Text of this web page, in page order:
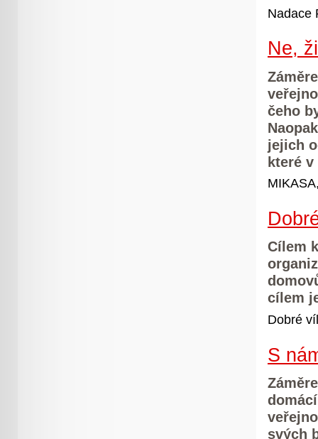
Nadace
Ne,
čeho
jejich
které
Cílem
cílem
Dobré
S
svých